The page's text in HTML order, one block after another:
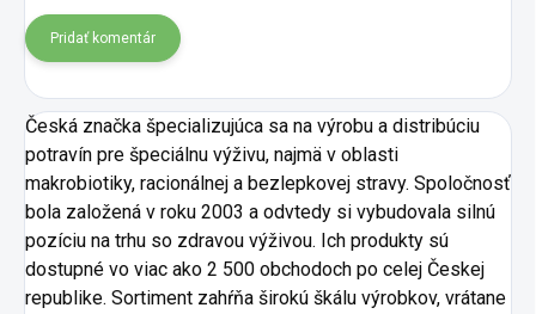
Pridať komentár
Česká značka špecializujúca sa na výrobu a distribúciu
potravín pre špeciálnu výživu, najmä v oblasti
makrobiotiky, racionálnej a bezlepkovej stravy. Spoločnosť
bola založená v roku 2003 a odvtedy si vybudovala silnú
pozíciu na trhu so zdravou výživou. Ich produkty sú
dostupné vo viac ako 2 500 obchodoch po celej Českej
republike. Sortiment zahŕňa širokú škálu výrobkov, vrátane